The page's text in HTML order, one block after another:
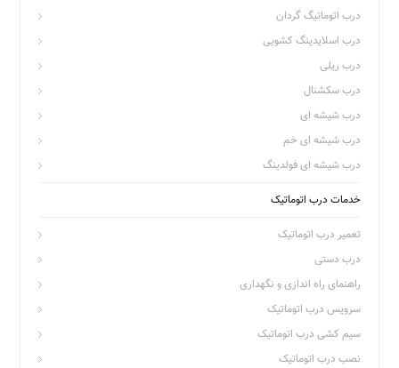
درب اتوماتیگ گردان
درب اسلایدینگ کشویی
درب ریلی
درب سکشنال
درب شیشه ای
درب شیشه ای خم
درب شیشه ای فولدینگ
خدمات درب اتوماتیک
تعمیر درب اتوماتیک
درب دستی
راهنمای راه اندازی و نگهداری
سرویس درب اتوماتیک
سیم کشی درب اتوماتیک
نصب درب اتوماتیک